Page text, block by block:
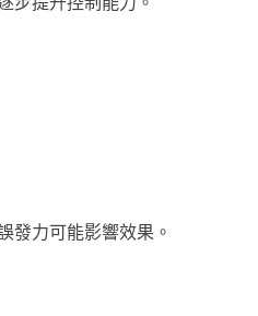
發力可能影響效果。